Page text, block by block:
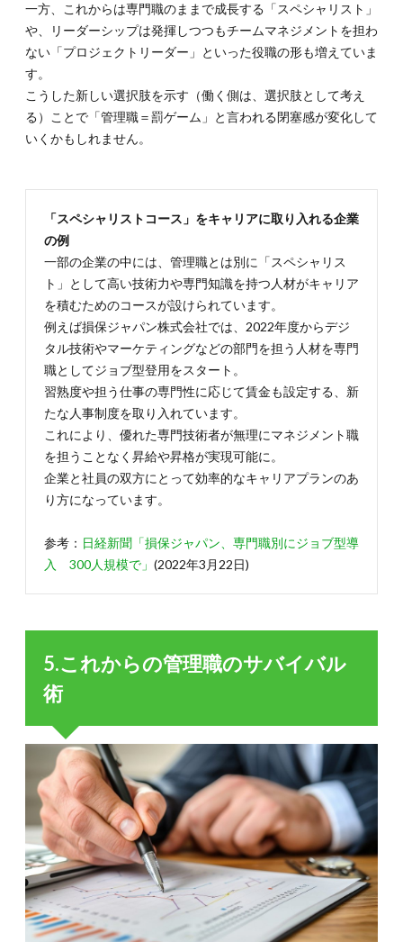
一方、これからは専門職のままで成長する「スペシャリスト」
や、リーダーシップは発揮しつつもチームマネジメントを担わ
ない「プロジェクトリーダー」といった役職の形も増えていま
す。
こうした新しい選択肢を示す（働く側は、選択肢として考え
る）ことで「管理職＝罰ゲーム」と言われる閉塞感が変化して
いくかもしれません。
「スペシャリストコース」をキャリアに取り入れる企業
の例
一部の企業の中には、管理職とは別に「スペシャリス
ト」として高い技術力や専門知識を持つ人材がキャリア
を積むためのコースが設けられています。
例えば損保ジャパン株式会社では、2022年度からデジ
タル技術やマーケティングなどの部門を担う人材を専門
職としてジョブ型登用をスタート。
習熟度や担う仕事の専門性に応じて賃金も設定する、新
たな人事制度を取り入れています。
これにより、優れた専門技術者が無理にマネジメント職
を担うことなく昇給や昇格が実現可能に。
企業と社員の双方にとって効率的なキャリアプランのあ
り方になっています。
参考： 日経新聞「損保ジャパン、専門職別にジョブ型導
入 300人規模で」 (2022年3月22日)
5.これからの管理職のサバイバル
術